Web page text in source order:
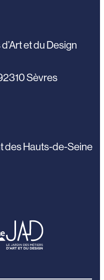
et du Design
Sèvres
des Hauts-de-Seine